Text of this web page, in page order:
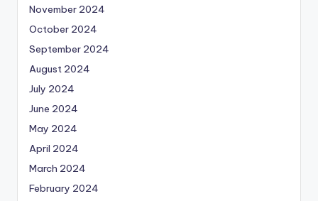
November 2024
October 2024
September 2024
August 2024
July 2024
June 2024
May 2024
April 2024
March 2024
February 2024